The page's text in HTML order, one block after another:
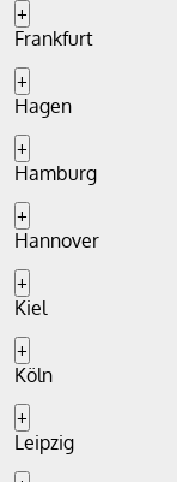
+
Frankfurt
+
Hagen
+
Hamburg
+
Hannover
+
Kiel
+
Köln
+
Leipzig